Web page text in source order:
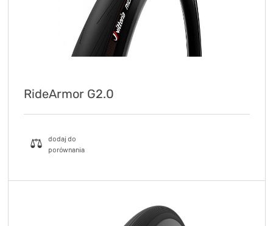
RideArmor G2.0